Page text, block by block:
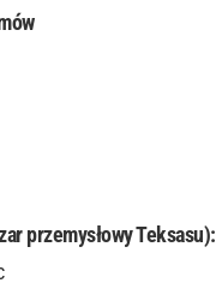
przemysłowy Teksasu):